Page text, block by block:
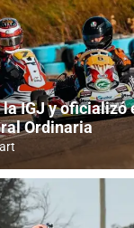
IGJ y oficializó
Ordinaria